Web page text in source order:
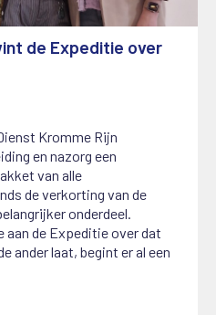
de Expeditie over
Kromme Rijn
en nazorg een
van alle
de verkorting van de
onderdeel.
aan de Expeditie over dat
ander laat, begint er al een